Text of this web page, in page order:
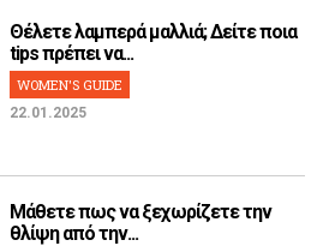
Θέλετε λαμπερά μαλλιά; Δείτε ποια
tips πρέπει να...
WOMEN'S GUIDE
22.01.2025
Μάθετε πως να ξεχωρίζετε την
θλίψη από την...